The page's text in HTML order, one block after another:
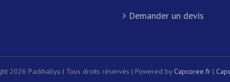
Demander un devis
2026 Packhallyu | Tous droits réservés | Powered by Capcoree.fr|